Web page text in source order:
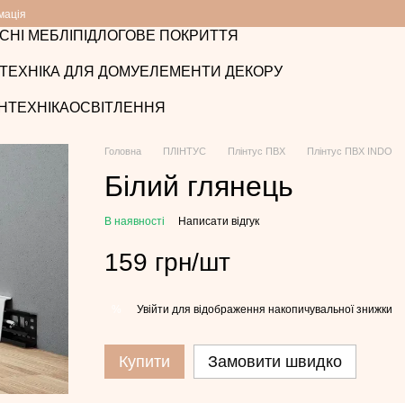
МЕБЛІ ПІДЛОГОВЕ ПОКРИТТЯ
ТЕХНІКА ДЛЯ ДОМУЕЛЕМЕНТИ ДЕКОРУ
ОСВІТЛЕННЯ
Головна ПЛІНТУС Плінтус ПВХ Плінтус ПВХ INDO
Білий глянець
В наявності Написати відгук
159 грн/шт
Увійти для відображення накопичувальної знижки
Купити Замовити швидко